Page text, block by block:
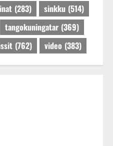
(283) sinkku (514)
tangokuningatar (369)
(762) video (383)